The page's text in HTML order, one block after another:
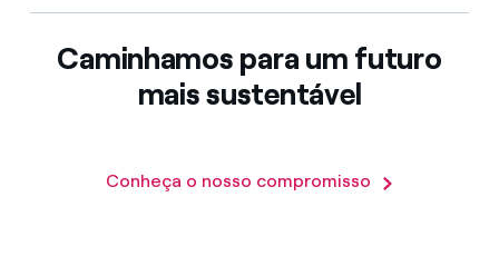
Caminhamos para um futuro
mais sustentável
Conheça o nosso compromisso